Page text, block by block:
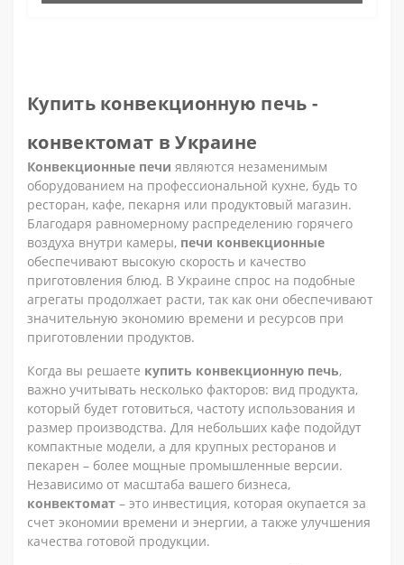
Купить конвекционную печь -
конвектомат в Украине
Конвекционные печи являются незаменимым
оборудованием на профессиональной кухне, будь то
ресторан, кафе, пекарня или продуктовый магазин.
Благодаря равномерному распределению горячего
воздуха внутри камеры, печи конвекционные
обеспечивают высокую скорость и качество
приготовления блюд. В Украине спрос на подобные
агрегаты продолжает расти, так как они обеспечивают
значительную экономию времени и ресурсов при
приготовлении продуктов.
Когда вы решаете купить конвекционную печь,
важно учитывать несколько факторов: вид продукта,
который будет готовиться, частоту использования и
размер производства. Для небольших кафе подойдут
компактные модели, а для крупных ресторанов и
пекарен – более мощные промышленные версии.
Независимо от масштаба вашего бизнеса,
конвектомат – это инвестиция, которая окупается за
счет экономии времени и энергии, а также улучшения
качества готовой продукции.